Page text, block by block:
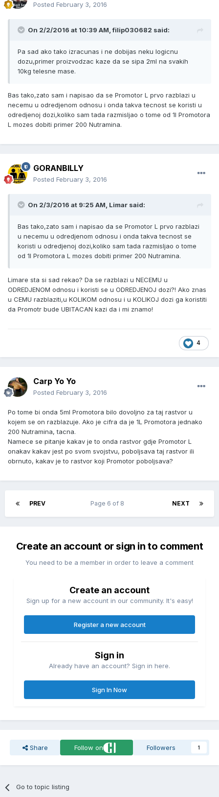
Posted February 3, 2016
On 2/2/2016 at 10:39 AM, filip030682 said:
Pa sad ako tako izracunas i ne dobijas neku logicnu
dozu,primer proizvodzac kaze da se sipa 2ml na svakih
10kg telesne mase.
Bas tako,zato sam i napisao da se Promotor L prvo razblazi u
necemu u odredjenom odnosu i onda takva tecnost se koristi u
odredjenoj dozi,koliko sam tada razmisljao o tome od 1l Promotora
L mozes dobiti primer 200 Nutramina.
GORANBILLY
Posted February 3, 2016
On 2/3/2016 at 9:25 AM, Limar said:
Bas tako,zato sam i napisao da se Promotor L prvo razblazi
u necemu u odredjenom odnosu i onda takva tecnost se
koristi u odredjenoj dozi,koliko sam tada razmisljao o tome
od 1l Promotora L mozes dobiti primer 200 Nutramina.
Limare sta si sad rekao? Da se razblazi u NECEMU u
ODREDJENOM odnosu i koristi se u ODREDJENOJ dozi?! Ako znas
u CEMU razblaziti,u KOLIKOM odnosu i u KOLIKOJ dozi ga koristiti
da Promotr bude UBITACAN kazi da i mi znamo!
4
Carp Yo Yo
Posted February 3, 2016
Po tome bi onda 5ml Promotora bilo dovoljno za taj rastvor u
kojem se on razblazuje. Ako je cifra da je 1L Promotora jednako
200 Nutramina, tacna.
Namece se pitanje kakav je to onda rastvor gdje Promotor L
onakav kakav jest po svom svojstvu, poboljsava taj rastvor ili
obrnuto, kakav je to rastvor koji Promotor poboljsava?
PREV NEXT
Page 6 of 8
Create an account or sign in to comment
You need to be a member in order to leave a comment
Create an account
Sign up for a new account in our community. It's easy!
Register a new account
Sign in
Already have an account? Sign in here.
Sign In Now
Share Follow on Followers 1
Go to topic listing